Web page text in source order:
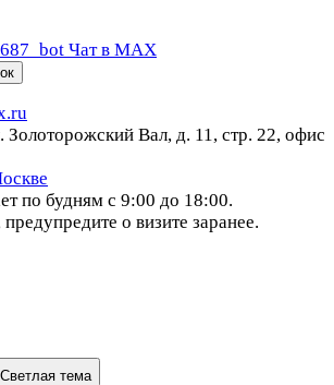
Чат в МАХ
Золоторожский Вал, д. 11, стр. 22, офис
по будням с 9:00 до 18:00.
о визите заранее.
Светлая тема